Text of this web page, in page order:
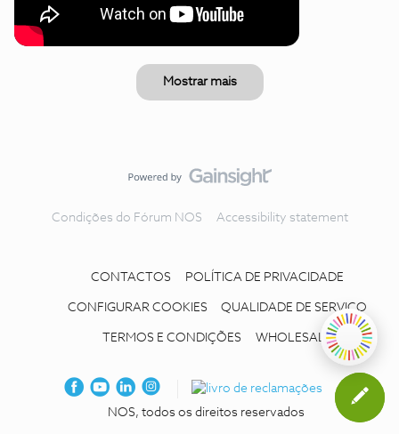
Mostrar mais
Condições do Fórum NOS Accessibility statement
CONTACTOS POLÍTICA DE PRIVACIDADE
CONFIGURAR COOKIES QUALIDADE DE SERVIÇO
TERMOS E CONDIÇÕES WHOLESALE
NOS, todos os direitos reservados